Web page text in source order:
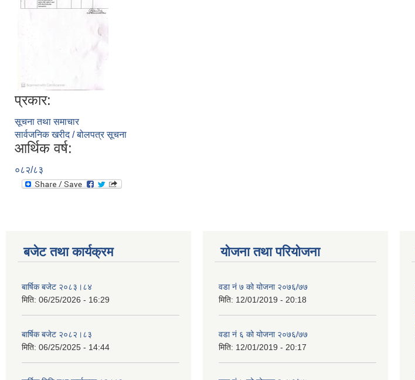
प्रकार:
सूचना तथा समाचार
सार्वजनिक खरीद / बोलपत्र सूचना
आर्थिक वर्ष:
०८२/८३
बजेट तथा कार्यक्रम
बार्षिक बजेट २०८३।८४
मिति: 06/25/2026 - 16:29
बार्षिक बजेट २०८२।८३
मिति: 06/25/2025 - 14:44
योजना तथा परियोजना
वडा नं ७ को योजना २०७६/७७
मिति: 12/01/2019 - 20:18
वडा नं ६ को योजना २०७६/७७
मिति: 12/01/2019 - 20:17